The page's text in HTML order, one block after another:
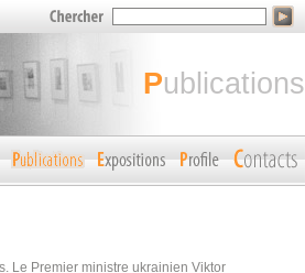
publications
Le Premier ministre ukrainien Viktor